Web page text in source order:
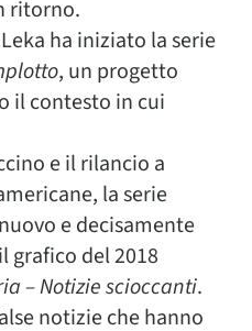
ritorno.
ha iniziato la serie
, un progetto
il contesto in cui
e il rilancio a
la serie
e decisamente
grafico del 2018
– Notizie scioccanti.
notizie che hanno